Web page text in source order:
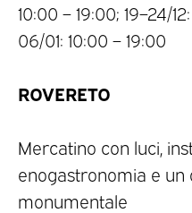
10:00 – 19:00; 19–24/
06/01: 10:00 – 19:00
ROVERETO
Mercatino con luci,
enogastronomia e un
monumentale